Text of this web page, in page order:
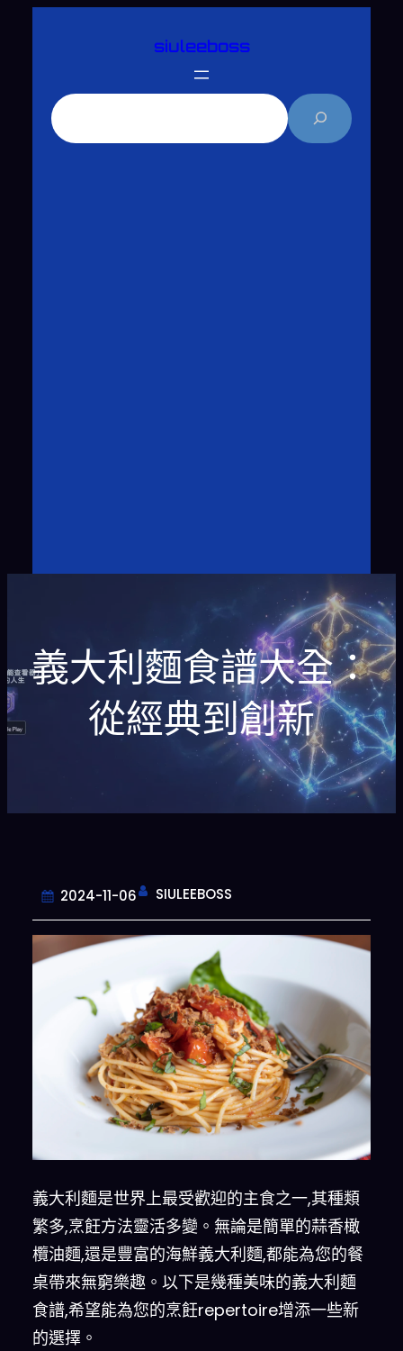
siuleeboss
義大利麵食譜大全：
從經典到創新
2024-11-06 SIULEEBOSS
義大利麵是世界上最受歡迎的主食之一,其種類
繁多,烹飪方法靈活多變。無論是簡單的蒜香橄
欖油麵,還是豐富的海鮮義大利麵,都能為您的餐
桌帶來無窮樂趣。以下是幾種美味的義大利麵
食譜,希望能為您的烹飪repertoire增添一些新
的選擇。